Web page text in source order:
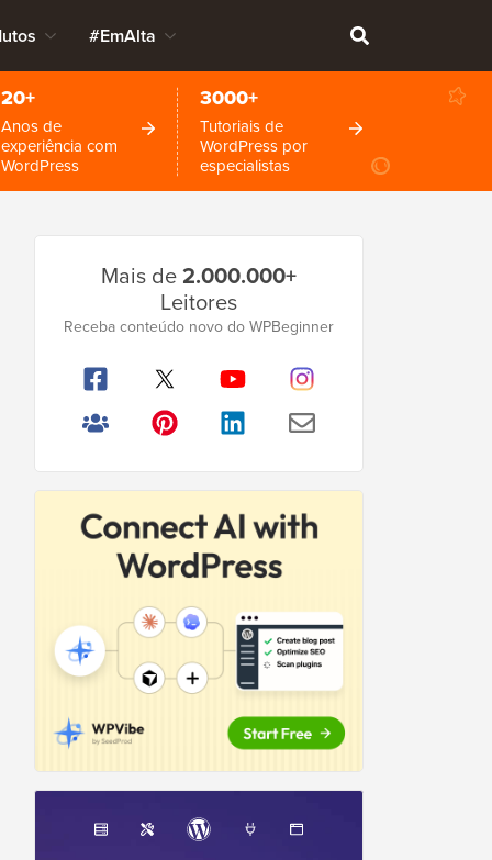
#EmAlta
20+
Anos de
experiência com
WordPress
3000+
Tutoriais de
WordPress por
especialistas
Lateral
Principal
Mais de2.000.000+
Leitores
Receba conteúdo novo do WPBeginner